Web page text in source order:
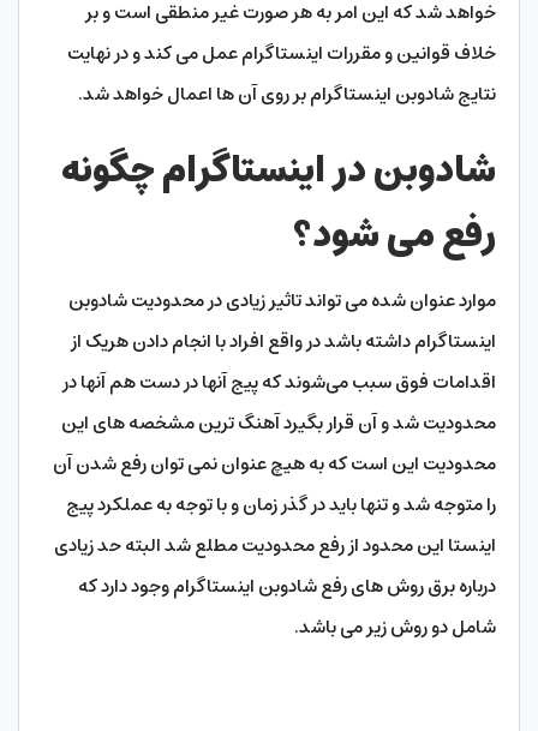
خواهد شد که این امر به هر صورت غیر منطقی است و بر
خلاف قوانین و مقررات اینستاگرام عمل می کند و در نهایت
نتایج شادوبن اینستاگرام بر روی آن ها اعمال خواهد شد.
شادوبن در اینستاگرام چگونه
رفع می شود؟
موارد عنوان شده می تواند تاثیر زیادی در محدودیت شادوبن
اینستاگرام داشته باشد در واقع افراد با انجام دادن هریک از
اقدامات فوق سبب می‌شوند که پیج آنها در دست هم آنها در
محدودیت شد و آن قرار بگیرد آهنگ ترین مشخصه های این
محدودیت این است که به هیچ عنوان نمی توان رفع شدن آن
را متوجه شد و تنها باید در گذر زمان و با توجه به عملکرد پیج
اینستا این محدود از رفع محدودیت مطلع شد البته حد زیادی
درباره برق روش های رفع شادوبن اینستاگرام وجود دارد که
شامل دو روش زیر می باشد.